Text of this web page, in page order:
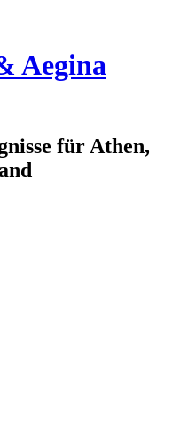
Aegina
für Athen,